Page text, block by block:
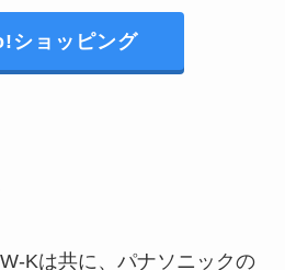
ショッピング
Kは共に、パナソニックの